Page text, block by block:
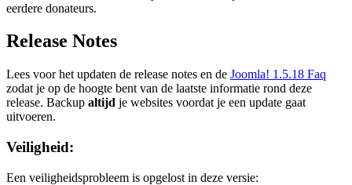
eerdere donateurs.
Release Notes
Lees voor het updaten de release notes en de Joomla! 1.5.18 Faq
zodat je op de hoogte bent van de laatste informatie rond deze
release. Backup altijd je websites voordat je een update gaat
uitvoeren.
Veiligheid:
Een veiligheidsprobleem is opgelost in deze versie: